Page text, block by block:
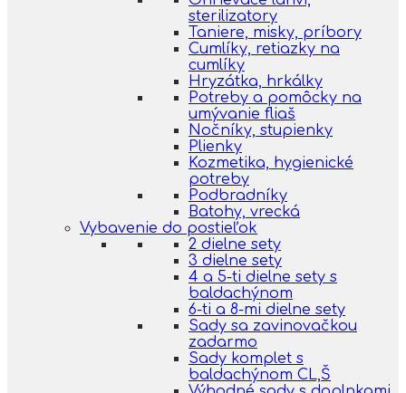
sterilizatory
Taniere, misky, príbory
Cumlíky, retiazky na
cumlíky
Hryzátka, hrkálky
Potreby a pomôcky na
umývanie fliaš
Nočníky, stupienky
Plienky
Kozmetika, hygienické
potreby
Podbradníky
Batohy, vrecká
Vybavenie do postieľok
2 dielne sety
3 dielne sety
4 a 5-ti dielne sety s
baldachýnom
6-ti a 8-mi dielne sety
Sady sa zavinovačkou
zadarmo
Sady komplet s
baldachýnom CL,Š